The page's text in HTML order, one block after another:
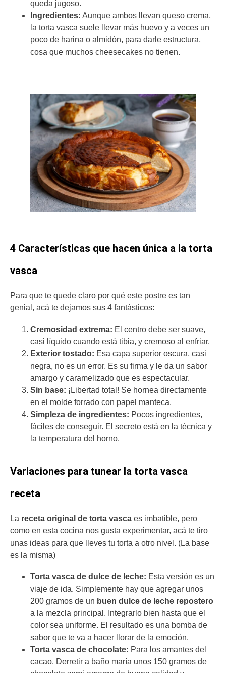
queda jugoso.
Ingredientes: Aunque ambos llevan queso crema,
la torta vasca suele llevar más huevo y a veces un
poco de harina o almidón, para darle estructura,
cosa que muchos cheesecakes no tienen.
4 Características que hacen única a la torta
vasca
Para que te quede claro por qué este postre es tan
genial, acá te dejamos sus 4 fantásticos:
Cremosidad extrema: El centro debe ser suave,
casi líquido cuando está tibia, y cremoso al enfriar.
Exterior tostado: Esa capa superior oscura, casi
negra, no es un error. Es su firma y le da un sabor
amargo y caramelizado que es espectacular.
Sin base: ¡Libertad total! Se hornea directamente
en el molde forrado con papel manteca.
Simpleza de ingredientes: Pocos ingredientes,
fáciles de conseguir. El secreto está en la técnica y
la temperatura del horno.
Variaciones para tunear la torta vasca
receta
La receta original de torta vasca es imbatible, pero
como en esta cocina nos gusta experimentar, acá te tiro
unas ideas para que lleves tu torta a otro nivel. (La base
es la misma)
Torta vasca de dulce de leche: Esta versión es un
viaje de ida. Simplemente hay que agregar unos
200 gramos de un buen dulce de leche repostero
a la mezcla principal. Integrarlo bien hasta que el
color sea uniforme. El resultado es una bomba de
sabor que te va a hacer llorar de la emoción.
Torta vasca de chocolate: Para los amantes del
cacao. Derretir a baño maría unos 150 gramos de